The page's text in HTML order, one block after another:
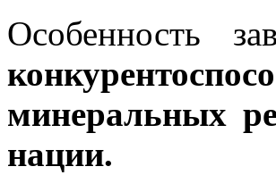
Особенность
минеральных
нации.